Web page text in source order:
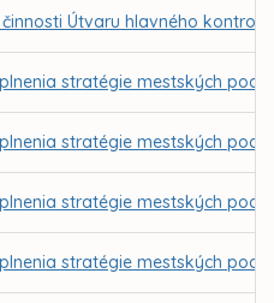
Útvaru hlavného
stratégie mestských
stratégie mestských
stratégie mestských
stratégie mestských